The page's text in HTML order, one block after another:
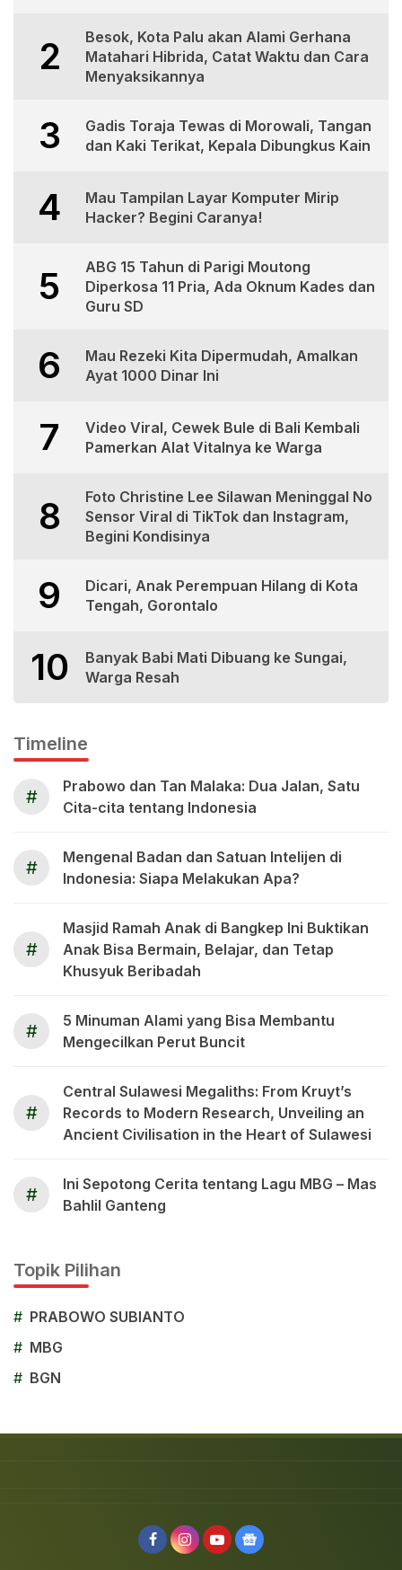
2
Besok, Kota Palu akan Alami Gerhana
Matahari Hibrida, Catat Waktu dan Cara
Menyaksikannya
3
Gadis Toraja Tewas di Morowali, Tangan
dan Kaki Terikat, Kepala Dibungkus Kain
4
Mau Tampilan Layar Komputer Mirip
Hacker? Begini Caranya!
5
ABG 15 Tahun di Parigi Moutong
Diperkosa 11 Pria, Ada Oknum Kades dan
Guru SD
6
Mau Rezeki Kita Dipermudah, Amalkan
Ayat 1000 Dinar Ini
7
Video Viral, Cewek Bule di Bali Kembali
Pamerkan Alat Vitalnya ke Warga
8
Foto Christine Lee Silawan Meninggal No
Sensor Viral di TikTok dan Instagram,
Begini Kondisinya
9
Dicari, Anak Perempuan Hilang di Kota
Tengah, Gorontalo
10
Banyak Babi Mati Dibuang ke Sungai,
Warga Resah
Timeline
#
Prabowo dan Tan Malaka: Dua Jalan, Satu
Cita-cita tentang Indonesia
#
Mengenal Badan dan Satuan Intelijen di
Indonesia: Siapa Melakukan Apa?
#
Masjid Ramah Anak di Bangkep Ini Buktikan
Anak Bisa Bermain, Belajar, dan Tetap
Khusyuk Beribadah
#
5 Minuman Alami yang Bisa Membantu
Mengecilkan Perut Buncit
#
Central Sulawesi Megaliths: From Kruyt’s
Records to Modern Research, Unveiling an
Ancient Civilisation in the Heart of Sulawesi
#
Ini Sepotong Cerita tentang Lagu MBG – Mas
Bahlil Ganteng
Topik Pilihan
# PRABOWO SUBIANTO
# MBG
# BGN